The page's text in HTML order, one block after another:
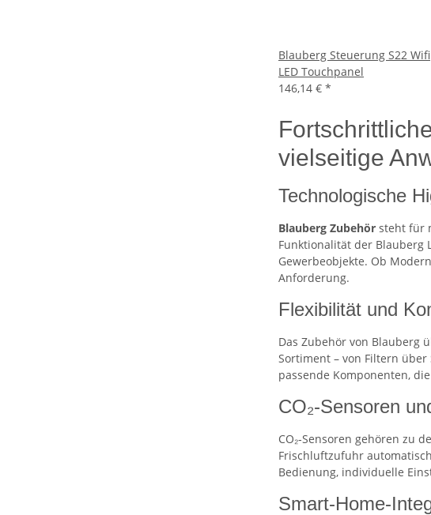
Blauberg Steuerung S22 Wifi
LED Touchpanel
146,14 € *
vielseitige
Technologische
Blauberg Zubehör steht für
Funktionalität der Blauberg
Gewerbeobjekte. Ob
Anforderung.
Flexibilität und
Das Zubehör von Blauberg
Sortiment – von Filtern
passende Komponenten,
CO₂‑Sensoren
CO₂‑Sensoren gehören zu
Frischluftzufuhr
Bedienung, individuelle